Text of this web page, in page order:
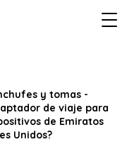
y tomas -
de viaje para
de Emiratos
Unidos?